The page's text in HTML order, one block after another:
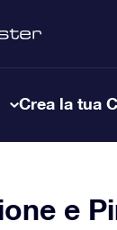
Crea la tua
e